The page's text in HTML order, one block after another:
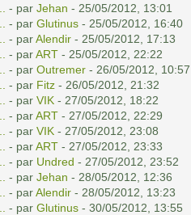
- par Jehan - 25/05/2012, 13:01
- par Glutinus- 25/05/2012, 16:40
- parAlendir- 25/05/2012, 17:13
- parART- 25/05/2012, 22:22
- par Outremer- 26/05/2012, 10:57
- par Fitz- 26/05/2012, 21:32
- par VIK- 27/05/2012, 18:22
- parART- 27/05/2012, 22:29
- par VIK- 27/05/2012, 23:08
- parART- 27/05/2012, 23:33
- par Undred - 27/05/2012, 23:52
- par Jehan - 28/05/2012, 12:36
- parAlendir- 28/05/2012, 13:23
- par Glutinus- 30/05/2012, 13:55